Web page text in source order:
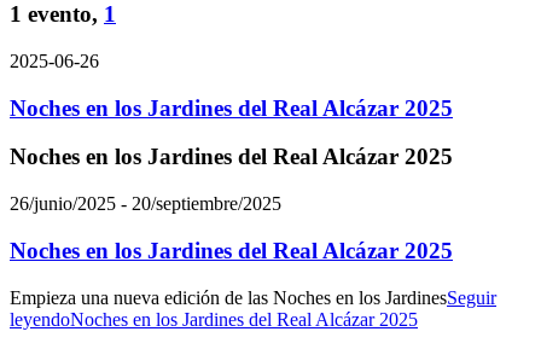
1 evento, 1
2025-06-26
Noches en los Jardines del Real Alcázar 2025
Noches en los Jardines del Real Alcázar 2025
26/junio/2025 - 20/septiembre/2025
Noches en los Jardines del Real Alcázar 2025
Empieza una nueva edición de las Noches en los JardinesSeguir
leyendoNoches en los Jardines del Real Alcázar 2025